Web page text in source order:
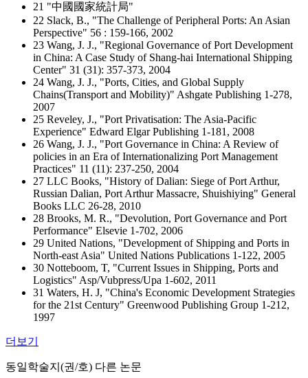
21 "中國國家統計局"
22 Slack, B., "The Challenge of Peripheral Ports: An Asian
Perspective" 56 : 159-166, 2002
23 Wang, J. J., "Regional Governance of Port Development
in China: A Case Study of Shang-hai International Shipping
Center" 31 (31): 357-373, 2004
24 Wang, J. J., "Ports, Cities, and Global Supply
Chains(Transport and Mobility)" Ashgate Publishing 1-278,
2007
25 Reveley, J., "Port Privatisation: The Asia-Pacific
Experience" Edward Elgar Publishing 1-181, 2008
26 Wang, J. J., "Port Governance in China: A Review of
policies in an Era of Internationalizing Port Management
Practices" 11 (11): 237-250, 2004
27 LLC Books, "History of Dalian: Siege of Port Arthur,
Russian Dalian, Port Arthur Massacre, Shuishiying" General
Books LLC 26-28, 2010
28 Brooks, M. R., "Devolution, Port Governance and Port
Performance" Elsevie 1-702, 2006
29 United Nations, "Development of Shipping and Ports in
North-east Asia" United Nations Publications 1-122, 2005
30 Notteboom, T, "Current Issues in Shipping, Ports and
Logistics" Asp/Vubpress/Upa 1-602, 2011
31 Waters, H. J, "China's Economic Development Strategies
for the 21st Century" Greenwood Publishing Group 1-212,
1997
더보기
동일학술지(권/호) 다른 논문